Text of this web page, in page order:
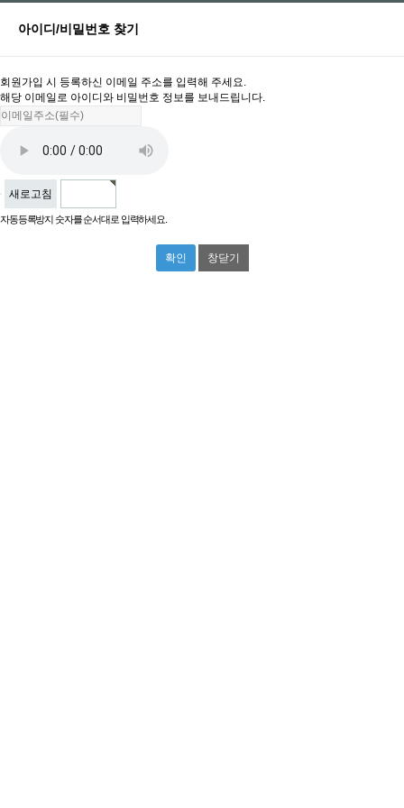
아이디/비밀번호 찾기
회원가입 시 등록하신 이메일 주소를 입력해 주세요.
해당 이메일로 아이디와 비밀번호 정보를 보내드립니다.
새로고침
자동등록방지 숫자를 순서대로 입력하세요.
창닫기